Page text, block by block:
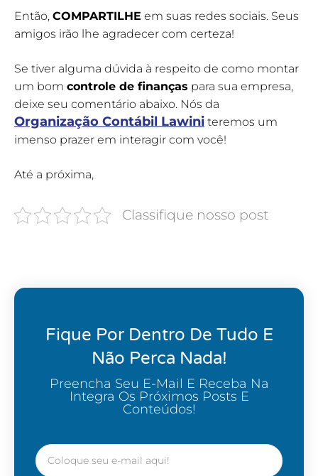
Então, COMPARTILHE em suas redes sociais. Seus
amigos irão lhe agradecer com certeza!
Se tiver alguma dúvida à respeito de como montar
um bom controle de finanças para sua empresa,
deixe seu comentário abaixo. Nós da
Organização Contábil Lawini teremos um
imenso prazer em interagir com você!
Até a próxima,
Classifique nosso post
Fique Por Dentro De Tudo E
Não Perca Nada!
Preencha Seu E-Mail E Receba Na
Integra Os Próximos Posts E
Conteúdos!